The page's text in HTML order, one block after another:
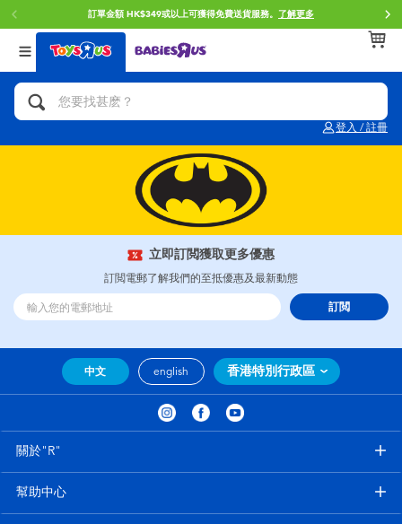
訂單金額 HK$349或以上可獲得免費送貨服務。 了解更多
登入 / 註冊
返回
分類目錄
人氣英雄,角色扮演,射擊玩具
單車,滑板車,騎乘車
拼砌組合及樂高LEGO
玩具車,貨車,火車及遙控系列
手工藝,文具,蠟筆,泥膠,畫板
娃娃, 芭比,收藏公仔
益智學習玩具
返回
品牌
Brunch Brother 早午餐兄弟
Toy Story反斗奇兵
Spider-Man蜘蛛俠
Mini Brands
Play-Doh培樂多
Pokemon寶可夢
LeapFrog跳跳蛙
返回
年齢
0~2歳
12~14歳
14歳以上
立即訂閲獲取更多優惠
訂閲電郵了解我們的至抵優惠及最新動態
訂閲
中文 english 香港特別行政區
關於"R"
幫助中心